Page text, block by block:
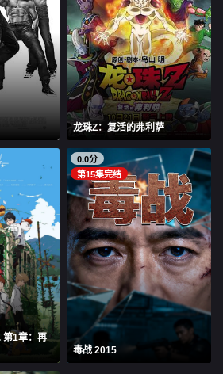
龙珠Z：复活的弗利萨
第1章：再
0.0分
第15集完结
毒战 2015